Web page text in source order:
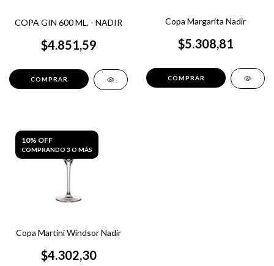
COPA GIN 600 ML. - NADIR
$4.851,59
Copa Margarita Nadir
$5.308,81
10% OFF
COMPRANDO 3 O MÁS
Copa Martini Windsor Nadir
$4.302,30